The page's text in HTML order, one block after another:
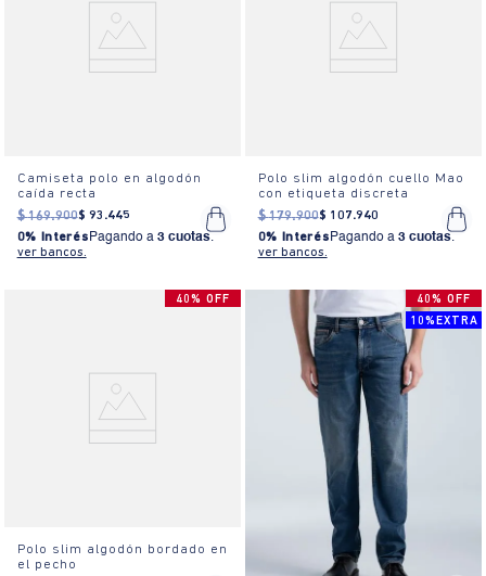
Camiseta polo en algodón
caída recta
$ 169.900$ 93 .445
0% Interés Pagando a 3 cuotas.
ver bancos.
Polo slim algodón cuello Mao
con etiqueta discreta
$ 179.900$ 107.940
0% Interés Pagando a 3 cuotas.
ver bancos.
40% OFF
Polo slim algodón bordado en
el pecho
40% OFF
10%EXTRA